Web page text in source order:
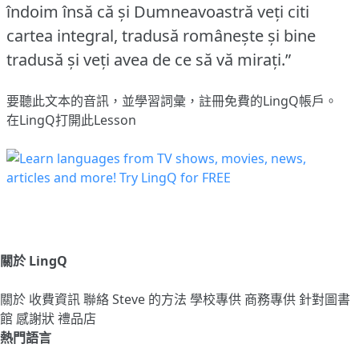
îndoim însă că și Dumneavoastră veți citi
cartea integral, tradusă românește și bine
tradusă și veți avea de ce să vă mirați.”
要聽此文本的音訊，並學習詞彙， 註冊免費的LingQ帳戶。
在LingQ打開此Lesson
關於 LingQ
關於 收費資訊聯絡Steve 的方法 學校專供 商務專供 針對圖書
館 感謝狀禮品店
熱門語言